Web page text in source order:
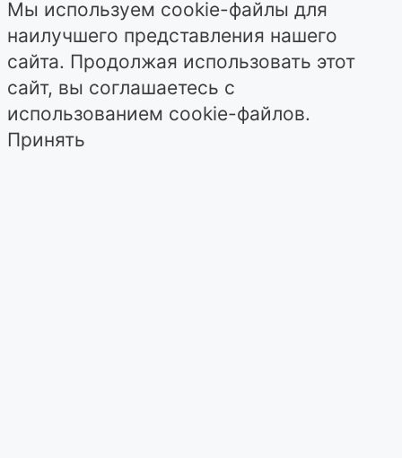
Мы используем cookie-файлы для
наилучшего представления нашего
сайта. Продолжая использовать этот
сайт, вы соглашаетесь с
использованием cookie-файлов.
Принять